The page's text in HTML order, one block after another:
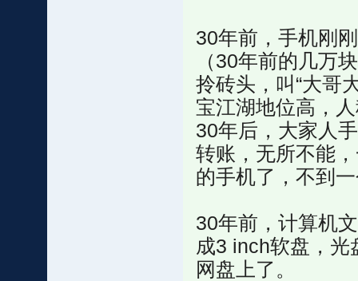
30年前，手机刚
（30年前的几万
拎砖头，叫“大哥
宝江湖地位高，
30年后，大家人
转账，无所不能
的手机了，不到
30年前，计算机
成3 inch软盘，
网盘上了。